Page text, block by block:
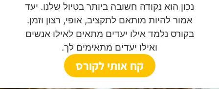
נכון הוא נקודה חשובה ביותר בטיול שלנו. יעד
אמור להיות מותאם לתקציב, אופי, רצון וזמן.
בקורס נלמד אילו יעדים מתאים לאילו אנשים
ואילו יעדים מתאימים לך.
קח אותי לקורס